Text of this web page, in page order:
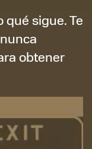
sigue. Te
obtener